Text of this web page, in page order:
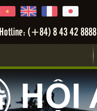
Hotline: (+84) 8 43 42 8888